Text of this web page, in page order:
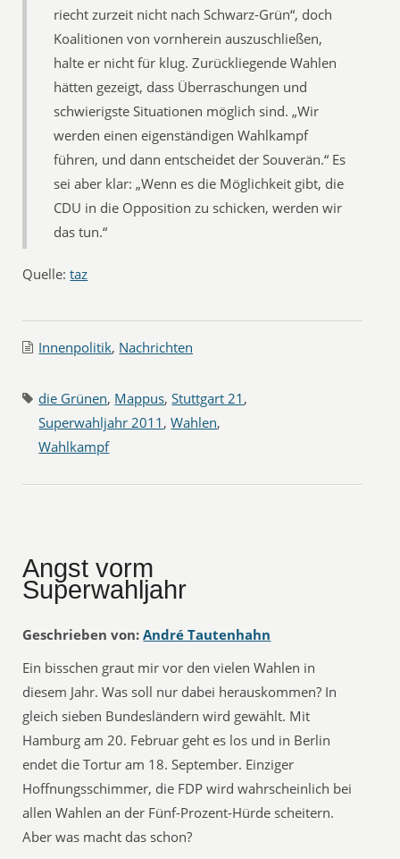
riecht zurzeit nicht nach Schwarz-Grün“, doch
Koalitionen von vornherein auszuschließen,
halte er nicht für klug. Zurückliegende Wahlen
hätten gezeigt, dass Überraschungen und
schwierigste Situationen möglich sind. „Wir
werden einen eigenständigen Wahlkampf
führen, und dann entscheidet der Souverän.“ Es
sei aber klar: „Wenn es die Möglichkeit gibt, die
CDU in die Opposition zu schicken, werden wir
das tun.“
Quelle:taz
Innenpolitik, Nachrichten
die Grünen, Mappus,Stuttgart 21 ,
Superwahljahr 2011 ,Wahlen,
Wahlkampf
Angst vorm
Superwahljahr
Geschrieben von: André Tautenhahn
Ein bisschen graut mir vor den vielen Wahlen in
diesem Jahr. Was soll nur dabei herauskommen? In
gleich sieben Bundesländern wird gewählt. Mit
Hamburg am 20. Februar geht es los und in Berlin
endet die Tortur am 18. September. Einziger
Hoffnungsschimmer, die FDP wird wahrscheinlich bei
allen Wahlen an der Fünf-Prozent-Hürde scheitern.
Aber was macht das schon?